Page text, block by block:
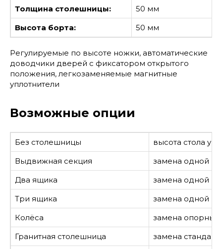
Толщина столешницы:
50 мм
Высота борта:
50 мм
Регулируемые по высоте ножки, автоматические
доводчики дверей с фиксатором открытого
положения, легкозаменяемые магнитные
уплотнители
Возможные опции
Без столешницы
высота стола
Выдвижная секция
замена одной
Два ящика
замена одной
Три ящика
замена одной
Колёса
замена опорных
Гранитная столешница
замена